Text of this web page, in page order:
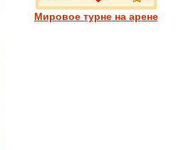
Мировое турне на арене